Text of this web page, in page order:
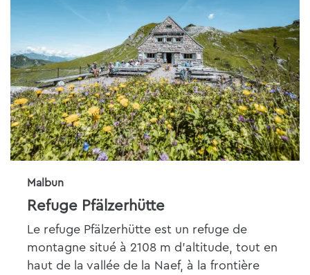
Malbun
Refuge Pfälzerhütte
Le refuge Pfälzerhütte est un refuge de
montagne situé à 2108 m d'altitude, tout en
haut de la vallée de la Naef, à la frontière